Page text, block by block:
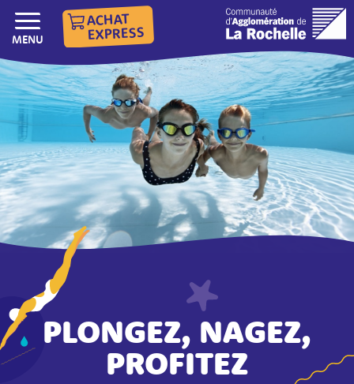
ACHAT
EXPRESS
AFFICHER/MASQUER LE
MENU
PLONGEZ, NAGEZ,
PROFITEZ